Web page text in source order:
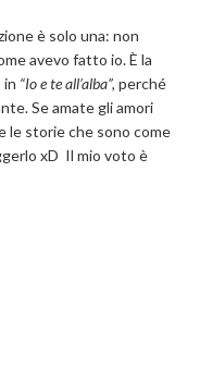
è solo una: non
avevo fatto io. È la
in “Io e te all’alba”, perché
Se amate gli amori
le storie che sono come
xD Il mio voto è